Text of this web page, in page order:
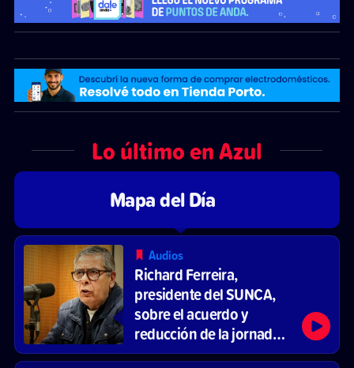
Lo último en Azul
Mapa del Día
Audios
Richard Ferreira,
presidente del SUNCA,
sobre el acuerdo y
reducción de la jornada
laboral